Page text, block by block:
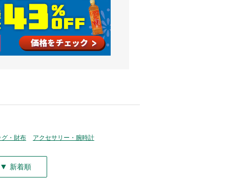
グ・財布 アクセサリー・腕時計
▼ 新着順